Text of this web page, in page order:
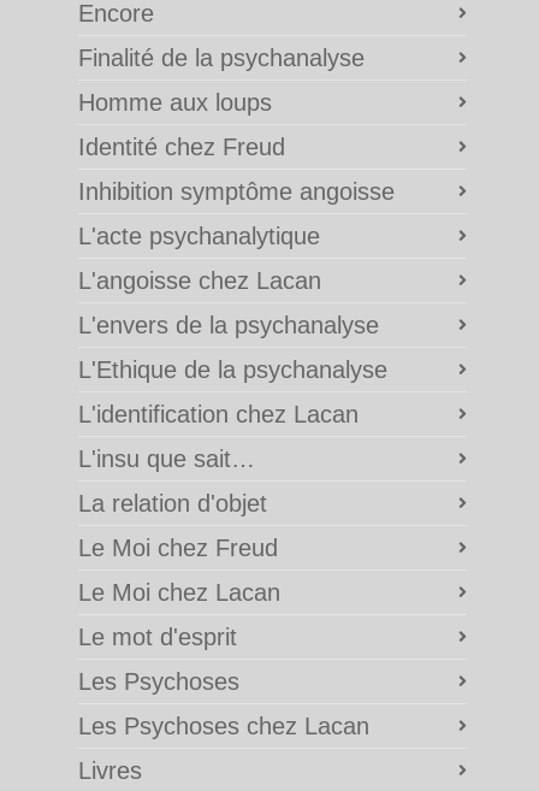
Encore
Finalité de la psychanalyse
Homme aux loups
Identité chez Freud
Inhibition symptôme angoisse
L'acte psychanalytique
L'angoisse chez Lacan
L'envers de la psychanalyse
L'Ethique de la psychanalyse
L'identification chez Lacan
L'insu que sait…
La relation d'objet
Le Moi chez Freud
Le Moi chez Lacan
Le mot d'esprit
Les Psychoses
Les Psychoses chez Lacan
Livres